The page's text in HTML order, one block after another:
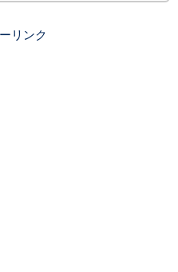
リンク